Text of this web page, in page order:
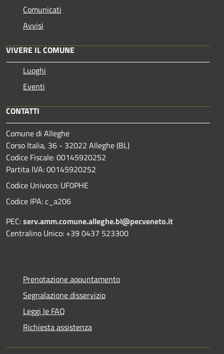
Comunicati
Avvisi
VIVERE IL COMUNE
Luoghi
Eventi
CONTATTI
Comune di Alleghe
Corso Italia, 36 - 32022 Alleghe (BL)
Codice Fiscale: 00145920252
Partita IVA: 00145920252
Codice Univoco: UF0PHE
Codice IPA: c_a206
PEC:serv.amm.comune.alleghe.bl@pecveneto.it
Centralino Unico: +39 0437 523300
Prenotazione appuntamento
Segnalazione disservizio
Leggi le FAQ
Richiesta assistenza